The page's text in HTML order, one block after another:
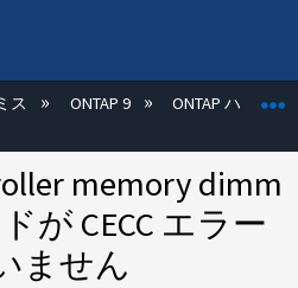
展開/折りたたむ
ス ONTAP 9 ONTAP ハード
memory dimm
が CECC エラー
ません